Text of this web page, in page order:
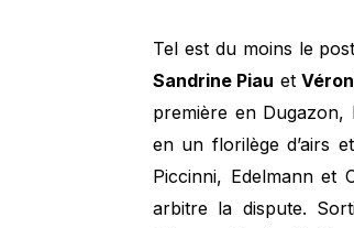
Tel est du moins le
Sandrine Piau et
première en
en un florilège d’airs
Piccinni, Edelmann et
arbitre la dispute.